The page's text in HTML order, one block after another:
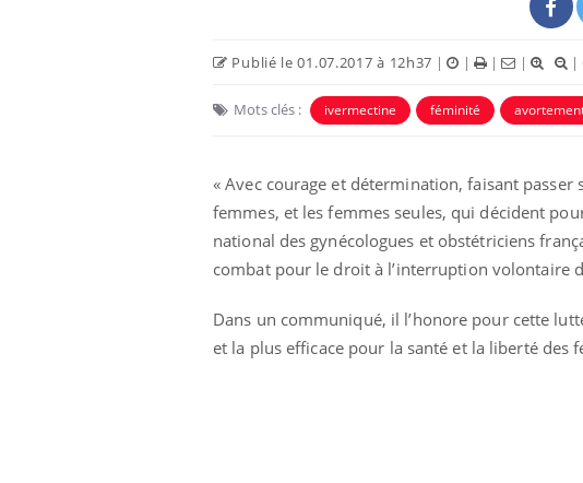
Publié le 01.07.2017 à 12h37 | | | | |
Mots clés : ivermectine féminité
« Avec courage et détermination, faisant
femmes, et les femmes seules, qui décident
national des gynécologues et obstétriciens
combat pour le droit à l’interruption volontaire
Dans un communiqué, il l’honore pour cette
et la plus efficace pour la santé et la liberté des
Grossesse à risque : ce jus
naturel attire l'attention
des chercheurs